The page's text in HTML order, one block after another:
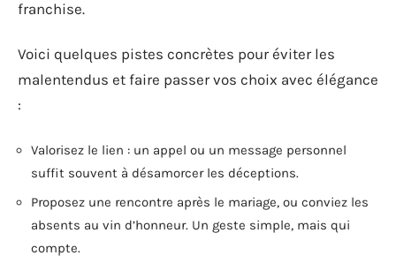
franchise.
Voici quelques pistes concrètes pour éviter les
malentendus et faire passer vos choix avec élégance
:
Valorisez le lien : un appel ou un message personnel
suffit souvent à désamorcer les déceptions.
Proposez une rencontre après le mariage, ou conviez les
absents au vin d’honneur. Un geste simple, mais qui
compte.